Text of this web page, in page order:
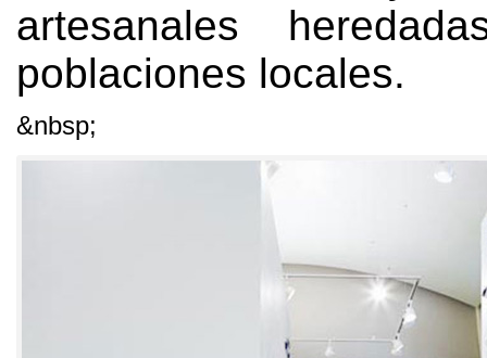
artesanales
poblaciones locales.
&nbsp;